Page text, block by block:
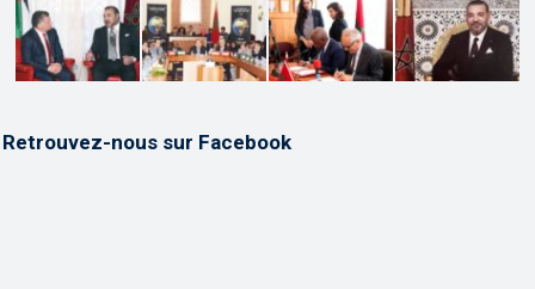
Retrouvez-nous sur Facebook